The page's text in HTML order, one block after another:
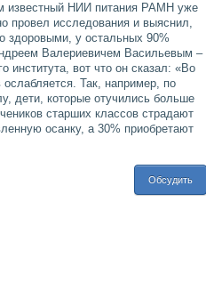
известный НИИ питания РАМН уже
провел исследования и выяснил,
здоровыми, у остальных 90%
Валериевичем Васильевым –
института, вот что он сказал: «Во
Так, например, по
дети, которые отучились больше
старших классов страдают
осанку, а 30% приобретают
Обсудить